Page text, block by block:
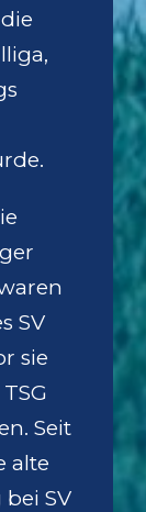
SV
sie
Seit
alte
SV